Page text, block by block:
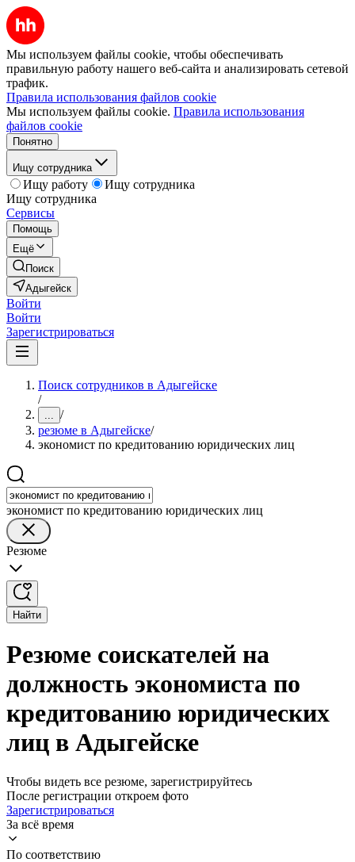
Мы используем файлы cookie, чтобы обеспечивать
правильную работу нашего веб-сайта и анализировать сетевой
трафик.
Правила использования файлов cookie
Мы используем файлы cookie. Правила использования
файлов cookie
Понятно
Ищу сотрудника
Ищу работу
Ищу сотрудника
Ищу сотрудника
Сервисы
Помощь
Ещё
Поиск
Адыгейск
Войти
Войти
Зарегистрироваться
Поиск сотрудников в Адыгейске
/
... /
резюме в Адыгейске/
экономист по кредитованию юридических лиц
экономист по кредитованию юридических лиц
Резюме
Найти
Резюме соискателей на
должность экономиста по
кредитованию юридических
лиц в Адыгейске
Чтобы видеть все резюме, зарегистрируйтесь
После регистрации откроем фото
Зарегистрироваться
За всё время
По соответствию